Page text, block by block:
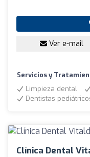
Ver e-mail
Servicios y
Limpieza dental
Dentistas
Clínica Dental